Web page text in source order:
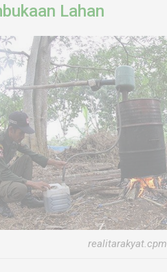
Lahan
realitarakyat.cpm